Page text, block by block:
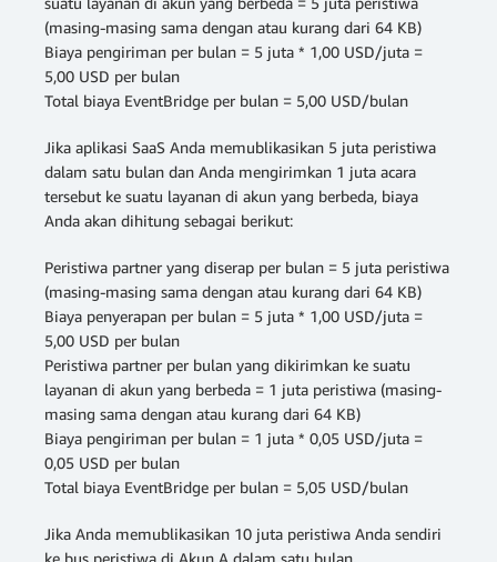
(masing-masing sama dengan atau kurang dari 64 KB)
Biaya pengiriman per bulan = 5 juta * 1,00 USD/juta =
5,00 USD per bulan
Total biaya EventBridge per bulan = 5,00 USD/bulan
Jika aplikasi SaaS Anda memublikasikan 5 juta peristiwa
dalam satu bulan dan Anda mengirimkan 1 juta acara
tersebut ke suatu layanan di akun yang berbeda, biaya
Anda akan dihitung sebagai berikut:
Peristiwa partner yang diserap per bulan = 5 juta peristiwa
(masing-masing sama dengan atau kurang dari 64 KB)
Biaya penyerapan per bulan = 5 juta * 1,00 USD/juta =
5,00 USD per bulan
Peristiwa partner per bulan yang dikirimkan ke suatu
layanan di akun yang berbeda = 1 juta peristiwa (masing-
masing sama dengan atau kurang dari 64 KB)
Biaya pengiriman per bulan = 1 juta * 0,05 USD/juta =
0,05 USD per bulan
Total biaya EventBridge per bulan = 5,05 USD/bulan
Jika Anda memublikasikan 10 juta peristiwa Anda sendiri
ke bus peristiwa di Akun A dalam satu bulan,